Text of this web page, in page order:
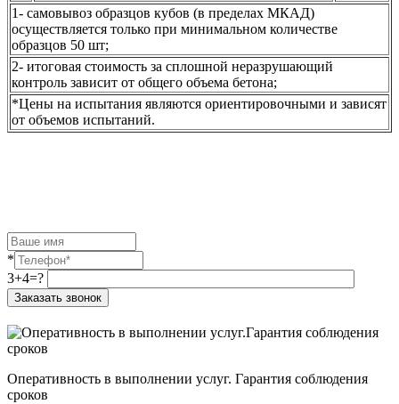
1- самовывоз образцов кубов (в пределах МКАД)
осуществляется только при минимальном количестве
образцов 50 шт;
2- итоговая стоимость за сплошной неразрушающий
контроль зависит от общего объема бетона;
*Цены на испытания являются ориентировочными и зависят
от объемов испытаний.
*
3+4=?
Оперативность в выполнении услуг. Гарантия соблюдения
сроков